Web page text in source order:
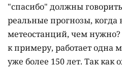
"спасибо" должны
реальные прогнозы, когда
метеостанций, чем
к примеру, работает одна
уже более 150 лет. Так как